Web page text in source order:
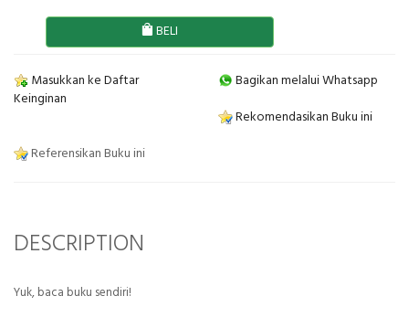
BELI
Masukkan ke Daftar
Keinginan
Bagikan melalui Whatsapp
Rekomendasikan Buku ini
Referensikan Buku ini
DESCRIPTION
Yuk, baca buku sendiri!